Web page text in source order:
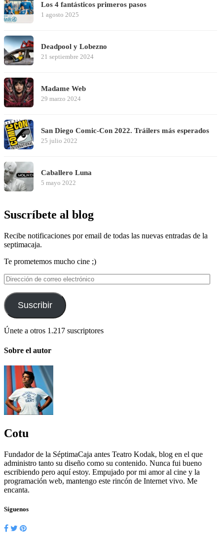
Los 4 fantásticos primeros pasos
1 agosto 2025
Deadpool y Lobezno
21 septiembre 2024
Madame Web
29 marzo 2024
San Diego Comic-Con 2022. Tráilers más esperados
25 julio 2022
Caballero Luna
5 mayo 2022
Suscríbete al blog
Recibe notificaciones por email de todas las nuevas entradas de la
septimacaja.
Te prometemos mucho cine ;)
Dirección
de
correo
electrónico
Suscribir
Únete a otros 1.217 suscriptores
Sobre el autor
Cotu
Fundador de la SéptimaCaja antes Teatro Kodak, blog en el que
administro tanto su diseño como su contenido. Nunca fui bueno
escribiendo pero aquí estoy. Empujado por mi amor al cine y la
programación web, mantengo este rincón de Internet vivo. Me
encanta.
Síguenos